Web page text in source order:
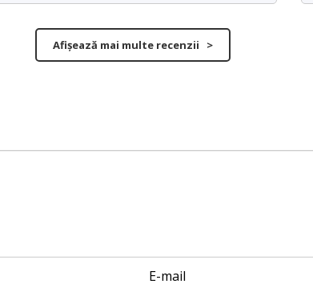
Afișează mai multe recenzii >
E-mail